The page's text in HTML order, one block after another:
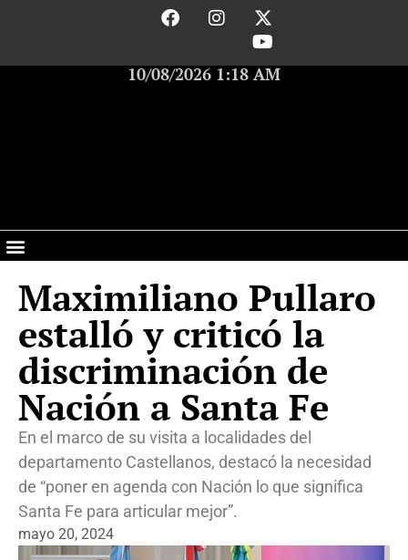
10/08/2026 1:18 AM
Maximiliano Pullaro
estalló y criticó la
discriminación de
Nación a Santa Fe
En el marco de su visita a localidades del
departamento Castellanos, destacó la necesidad
de “poner en agenda con Nación lo que significa
Santa Fe para articular mejor”.
mayo 20, 2024